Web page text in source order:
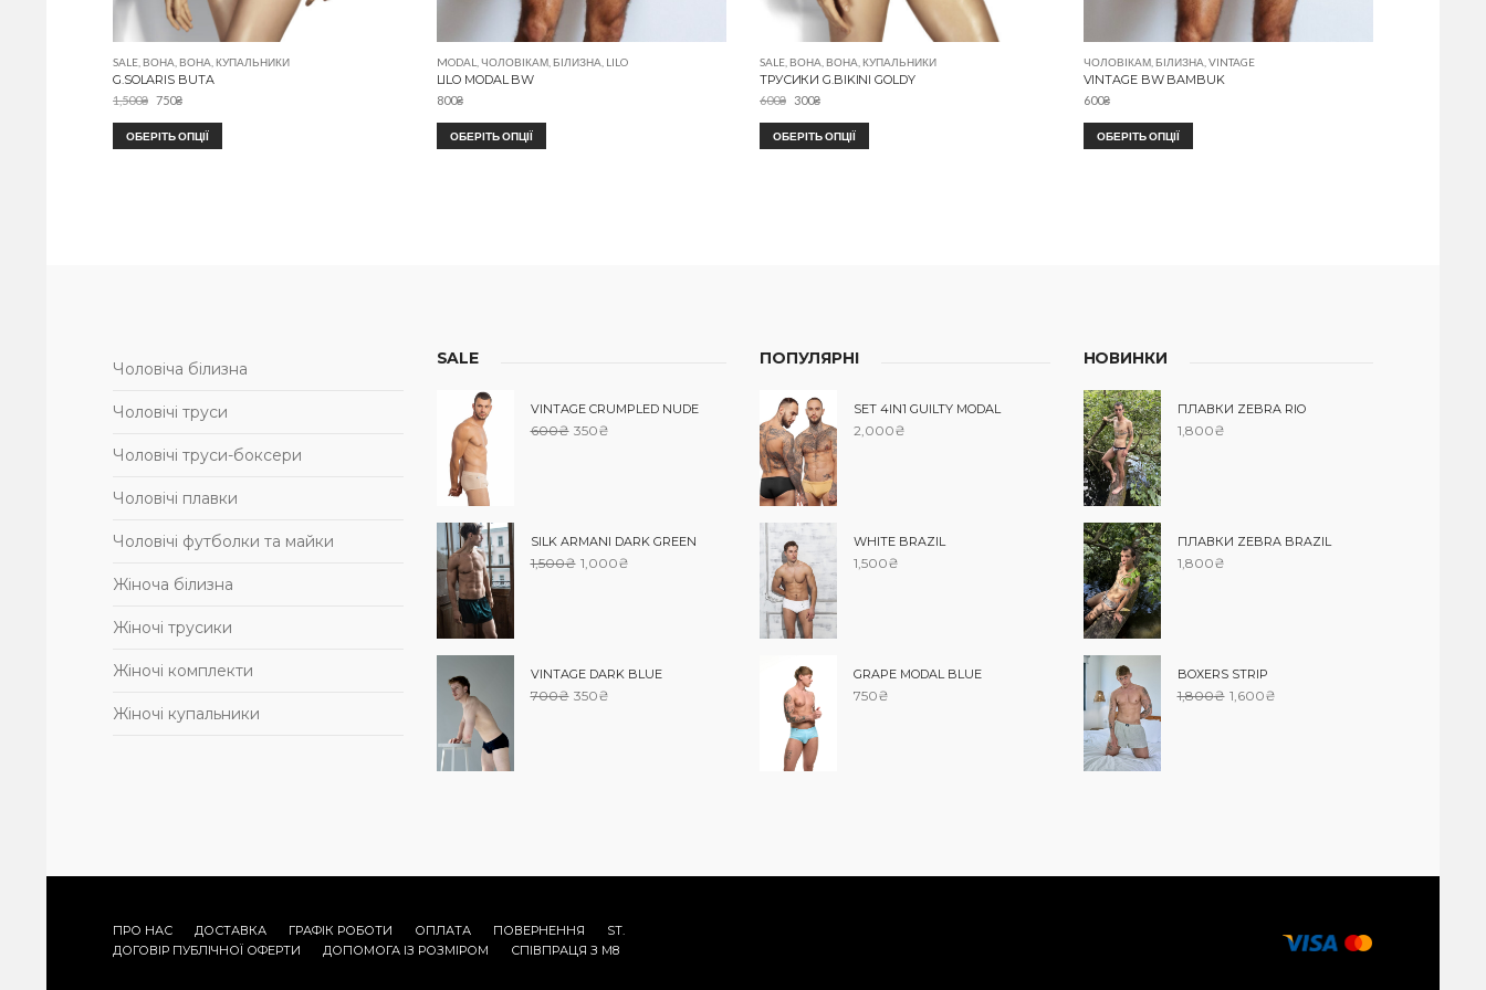
SALE ВОНА ВОНА КУПАЛЬНИКИ
G.SOLARIS BUTA
1,500₴ 750₴
ОБЕРІТЬ ОПЦІЇ
MODAL ЧОЛОВІКАМ, БІЛИЗНА LILO
LILO MODAL BW
800₴
ОБЕРІТЬ ОПЦІЇ
SALE ВОНА ВОНА КУПАЛЬНИКИ
ТРУСИКИ G.BIKINI GOLDY
600₴ 300₴
ОБЕРІТЬ ОПЦІЇ
ЧОЛОВІКАМ, БІЛИЗНА VINTAGE
VINTAGE BW BAMBUK
600₴
ОБЕРІТЬ ОПЦІЇ
Чоловіча білизна
Чоловічі труси
Чоловічі труси-боксери
Чоловічі плавки
Чоловічі футболки та майки
Жіноча білизна
Жіночі трусики
Жіночі комплекти
Жіночі купальники
SALE
VINTAGE CRUMPLED NUDE
600₴ 350₴
SILK ARMANI DARK GREEN
1,500₴ 1,000₴
VINTAGE DARK BLUE
700₴ 350₴
ПОПУЛЯРНІ
SET 4IN1 GUILTY MODAL
2,000₴
WHITE BRAZIL
1,500₴
GRAPE MODAL BLUE
750₴
НОВИНКИ
ПЛАВКИ ZEBRA RIO
1,800₴
ПЛАВКИ ZEBRA BRAZIL
1,800₴
BOXERS STRIP
1,800₴ 1,600₴
ПРО НАС ДОСТАВКА ГРАФІК РОБОТИ ОПЛАТА ПОВЕРНЕННЯ
ST.
ДОГОВІР ПУБЛІЧНОЇ ОФЕРТИ
ДОПОМОГА IЗ РОЗМIРОМ СПІВПРАЦЯ З M8